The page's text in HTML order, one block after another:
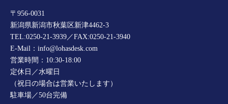
〒956-0031
新潟県新潟市秋葉区新津4462-3
TEL:0250-21-3939／FAX:0250-21-3940
E-Mail：info@lohasdesk.com
営業時間：10:30-18:00
定休日／水曜日
（祝日の場合は営業いたします）
駐車場／50台完備